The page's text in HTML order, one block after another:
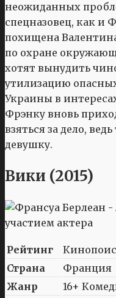
неожиданных
спецназовец, как и
похищена
по охране
хотят вынудить
утилизацию
Украины в
Фрэнку вновь
взяться за дело,
девушку.
Вики (2015)
Рейтинг
Страна
Франция
Жанр
16+